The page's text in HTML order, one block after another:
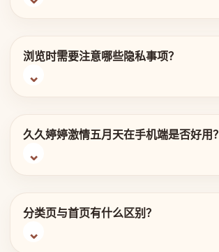
浏览时需要注意哪些隐私事项？
久久婷婷激情五月天在手机端是否好用？
分类页与首页有什么区别？